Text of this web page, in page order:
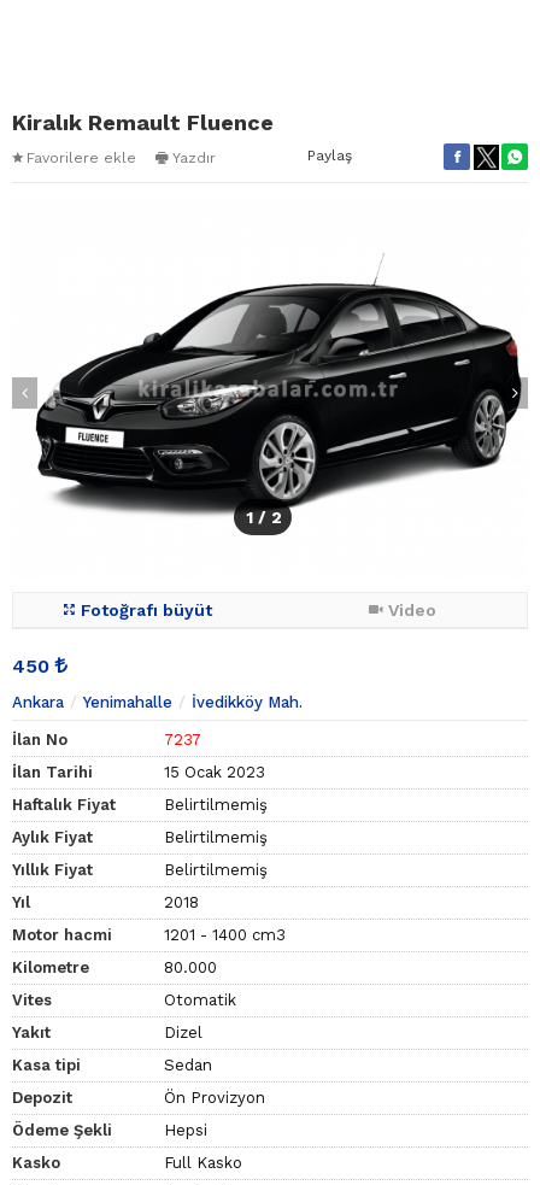
Kiralık Remault Fluence
Favorilere ekle Yazdır Paylaş
1 / 2
Fotoğrafı büyüt Video
450
Ankara Yenimahalle İvedikköy Mah.
İlan No
7237
İlan Tarihi
15 Ocak 2023
Haftalık Fiyat
Belirtilmemiş
Aylık Fiyat
Belirtilmemiş
Yıllık Fiyat
Belirtilmemiş
Yıl
2018
Motor hacmi
1201 - 1400 cm3
Kilometre
80.000
Vites
Otomatik
Yakıt
Dizel
Kasa tipi
Sedan
Depozit
Ön Provizyon
Ödeme Şekli
Hepsi
Kasko
Full Kasko